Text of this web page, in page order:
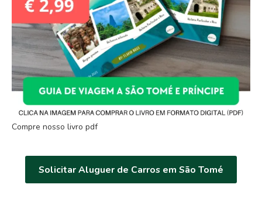
Compre nosso livro pdf
Solicitar Aluguer de Carros em São Tomé